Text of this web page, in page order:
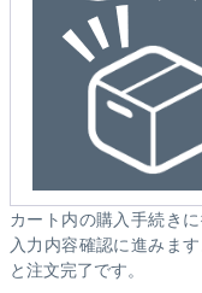
カート内の購入手続き
入力内容確認に進みま
と注文完了です。